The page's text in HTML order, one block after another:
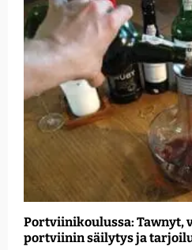
Portviinikoulussa: Tawnyt,
portviinin säilytys ja